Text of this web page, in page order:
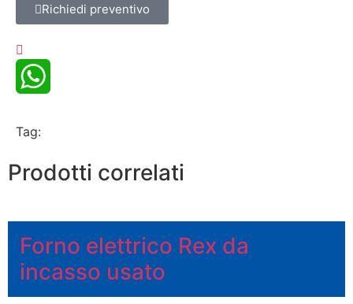
Richiedi preventivo
Tag:
Prodotti correlati
Forno elettrico Rex da
incasso usato